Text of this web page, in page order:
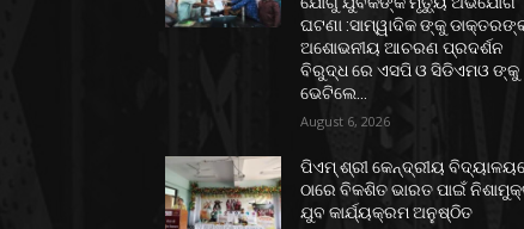
ଘଟଣା :ସାମ୍ୱାଦିକ ଙ୍କୁ
ଅଶୋଭନୀୟ ଆଚରଣ ପ୍ରଦର୍ଶନ
ବିରୁଦ୍ଧ ରେ ଏସପି ଓ ସିଡିଏମଓ ଙ୍କୁ
ଭେଟିଲେ...
August 6, 2026
ପିଏମ୍ ଶ୍ରୀ କେନ୍ଦ୍ରୀୟ
ଠାରେ ବିକଶିତ ଭାରତ ପାଇଁ
ଯୁବ କାର୍ଯ୍ୟକ୍ରମ ଅନୁଷ୍ଠିତ